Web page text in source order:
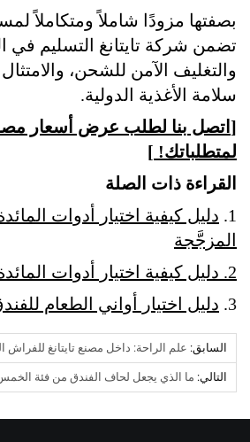
بصفتها مزودًا شاملاً ومتكاملاً
تضمن شركة تايتانغ التسليم في
والتغليف الآمن للشحن،
سلامة الأغذية الدولية.
[ اتصل بنا لطلب عرض أسعار
لمتطلباتك! ]
القراءة ذات الصلة
1. دليل كيفية اختيار أدوات
المزجَّجة
2. دليل كيفية اختيار أدوات
3
. دليل اختيار أواني الطعام
السابق: علم الراحة: داخل مصنع تايتانغ للفراش
التالي: ما الذي يجعل لحاف الفندق من فئة